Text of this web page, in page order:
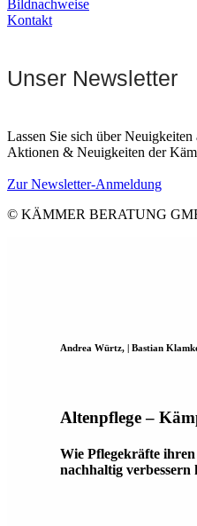
Bildnachweise
Kontakt
Unser Newsletter
Lassen Sie sich über
Aktionen & Neuigkeiten der
Zur Newsletter-Anmeldung
© KÄMMER BERATUNG
Andrea Würtz, | Bastian
Altenpflege –
Wie Pflegekräfte
nachhaltig verbessern